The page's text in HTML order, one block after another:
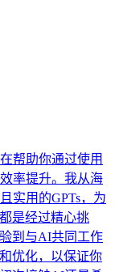
帮助你通过使用
率提升。我从海
实用的GPTs，为
是经过精心挑
到与AI共同工作
优化，以保证你